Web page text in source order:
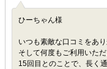
ひーちゃん様
いつも素敵な口コミをあ
そして何度もご利用いた
15回目とのことで、長く